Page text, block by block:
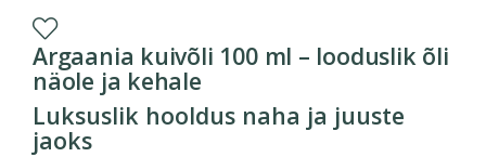
Argaania kuivõli 100 ml – looduslik õli
näole ja kehale
Luksuslik hooldus naha ja juuste
jaoks